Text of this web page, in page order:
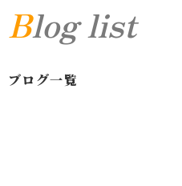
Blog list
ブログ一覧